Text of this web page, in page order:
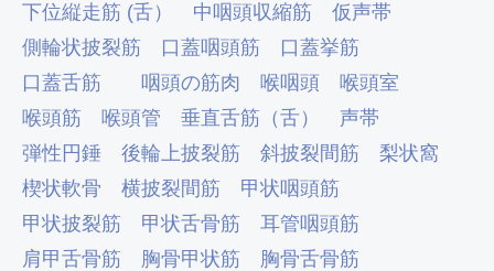
下位縦走筋 (舌）
中咽頭収縮筋
仮声帯
側輪状披裂筋
口蓋咽頭筋
口蓋挙筋
口蓋舌筋
咽頭の筋肉 喉咽頭
喉頭室
喉頭筋
喉頭管 垂直舌筋（舌）
声帯
弾性円錘
後輪上披裂筋 斜披裂間筋
梨状窩
楔状軟骨
横披裂間筋
甲状咽頭筋
甲状披裂筋
甲状舌骨筋
耳管咽頭筋
肩甲舌骨筋
胸骨甲状筋
胸骨舌骨筋